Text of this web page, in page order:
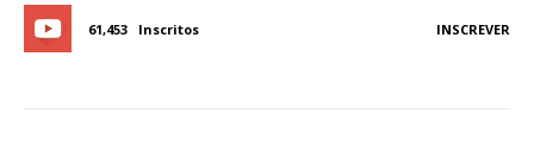
61,453 Inscritos INSCREVER